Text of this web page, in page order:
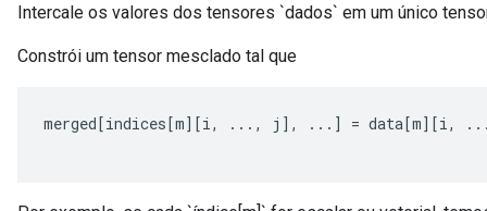
Intercale os valores dos tensores `dados` em um único
Constrói um tensor mesclado tal que
merged[indices[m][i, ..., j ] , ... ] = data[m][i,